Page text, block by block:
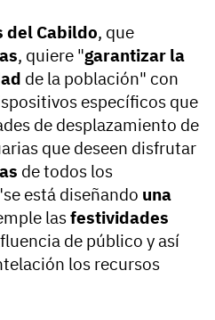
del Cabildo, que
, quiere "garantizar la
de la población" con
específicos que
de desplazamiento de
que deseen disfrutar
de todos los
está diseñando una
lasfestividades
de público y así
los recursos